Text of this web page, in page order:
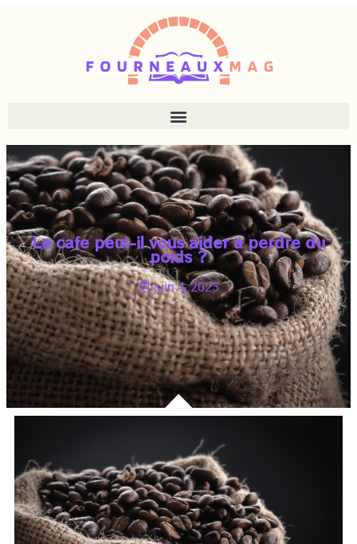
Le cafe peut-il vous aider a perdre du
poids ?
juin 4, 2023